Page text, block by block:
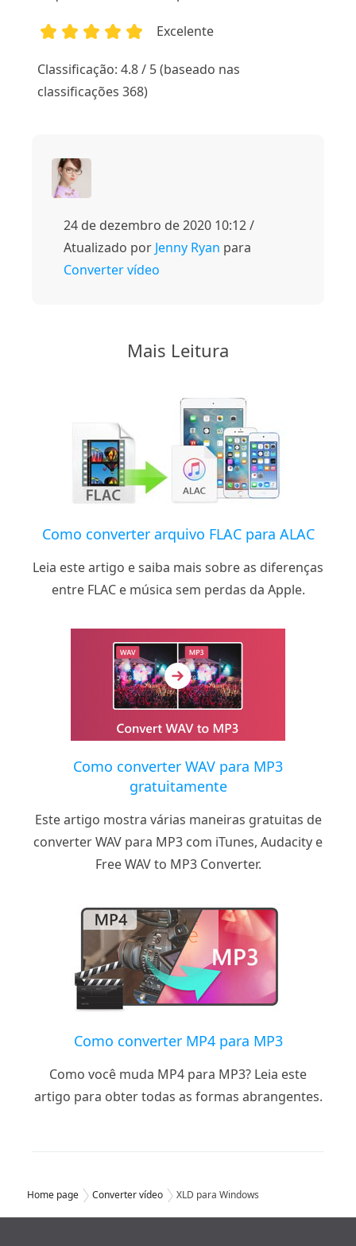
Excelente
Classificação: 4.8 / 5 (baseado nas
classificações 368)
24 de dezembro de 2020 10:12 /
Atualizado por Jenny Ryan para
Converter vídeo
Mais Leitura
Como converter arquivo FLAC para ALAC
Leia este artigo e saiba mais sobre as diferenças
entre FLAC e música sem perdas da Apple.
Como converter WAV para MP3
gratuitamente
Este artigo mostra várias maneiras gratuitas de
converter WAV para MP3 com iTunes, Audacity e
Free WAV to MP3 Converter.
Como converter MP4 para MP3
Como você muda MP4 para MP3? Leia este
artigo para obter todas as formas abrangentes.
Home page Converter vídeo XLD para Windows